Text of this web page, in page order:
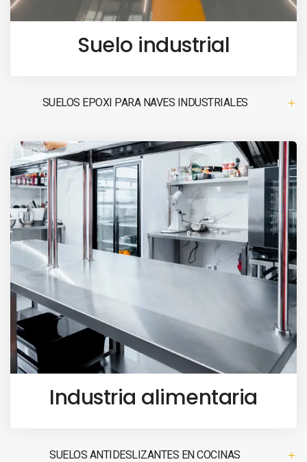
Suelo industrial
SUELOS EPOXI PARA NAVES INDUSTRIALES
Industria alimentaria
SUELOS ANTIDESLIZANTES EN COCINAS